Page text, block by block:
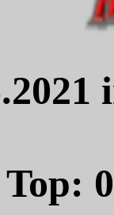
0